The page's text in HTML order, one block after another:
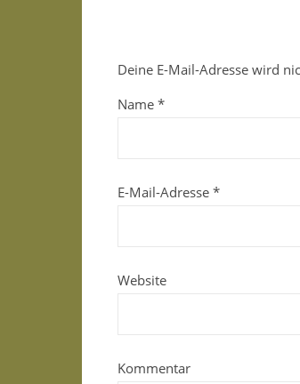
Deine E-Mail-Adresse wird
Name *
E-Mail-Adresse *
Website
Kommentar